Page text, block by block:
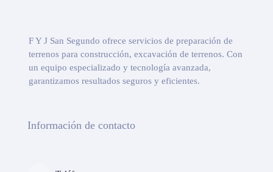
F Y J San Segundo ofrece servicios de preparación de
terrenos para construcción, excavación de terrenos. Con
un equipo especializado y tecnología avanzada,
garantizamos resultados seguros y eficientes.
Información de contacto